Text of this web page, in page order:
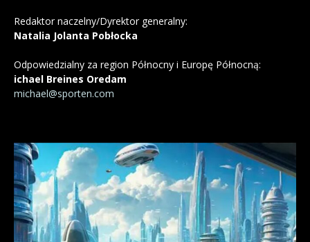
Redaktor naczelny/Dyrektor generalny:
Natalia Jolanta Pobłocka
Odpowiedzialny za region Północny i Europę Północną:
ichael Breines Oredam
michael@sporten.com